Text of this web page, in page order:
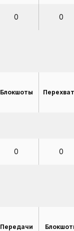
0 0
Блокшоты
0 0
Передачи